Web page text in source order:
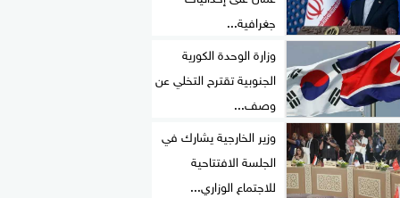
جغرافية...
وزارة الوحدة الكورية
الجنوبية تقترح التخلي عن
وصف...
وزير الخارجية يشارك في
الجلسة الافتتاحية
للاجتماع الوزاري...